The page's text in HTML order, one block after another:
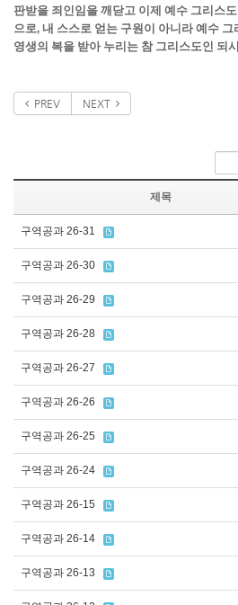
판받을 죄인임을 깨닫고 이제 예수 그리스
으로, 내 스스로 얻는 구원이 아니라 예수
영생의 복을 받아 누리는 참 그리스도인 되
PREV NEXT
제목
구역공과 26-31
구역공과 26-30
구역공과 26-29
구역공과 26-28
구역공과 26-27
구역공과 26-26
구역공과 26-25
구역공과 26-24
구역공과 26-15
구역공과 26-14
구역공과 26-13